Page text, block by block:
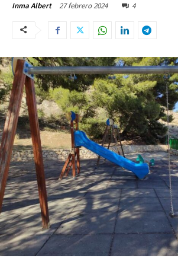
Inma Albert 27 febrero 2024 4